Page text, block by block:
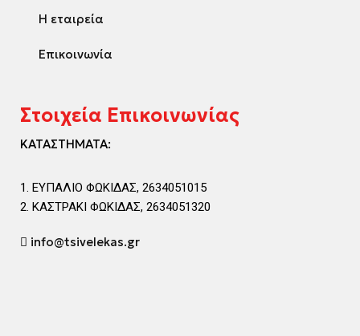
Η εταιρεία
Επικοινωνία
Στοιχεία Επικοινωνίας
ΚΑΤΑΣΤΗΜΑΤΑ:
ΕΥΠΑΛΙΟ ΦΩΚΙΔΑΣ, 2634051015
ΚΑΣΤΡΑΚΙ ΦΩΚΙΔΑΣ, 2634051320
info@tsivelekas.gr